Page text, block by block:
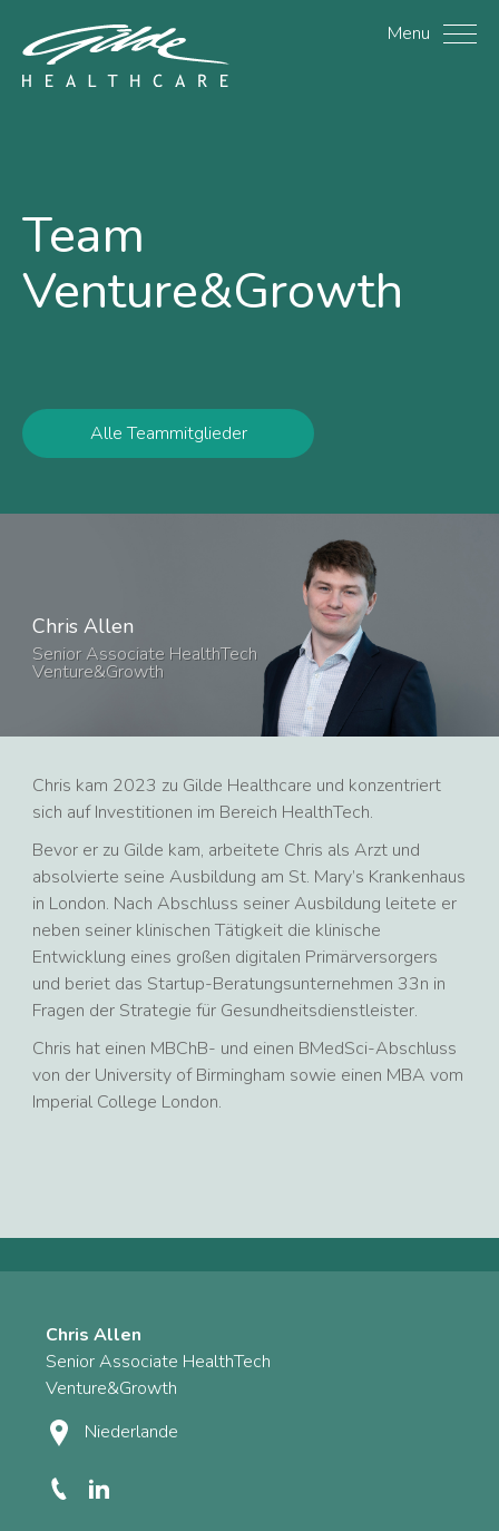
Chris Allen - Gilde Menu
Team
Venture&Growth
Chris Allen
Senior Associate HealthTech
Venture&Growth
Niederlande
Alle Teammitglieder
Chris Allen
Senior Associate HealthTech
Venture&Growth
Chris kam 2023 zu Gilde Healthcare und konzentriert
sich auf Investitionen im Bereich HealthTech.
Bevor er zu Gilde kam, arbeitete Chris als Arzt und
absolvierte seine Ausbildung am St. Mary’s Krankenhaus
in London. Nach Abschluss seiner Ausbildung leitete er
neben seiner klinischen Tätigkeit die klinische
Entwicklung eines großen digitalen Primärversorgers
und beriet das Startup-Beratungsunternehmen 33n in
Fragen der Strategie für Gesundheitsdienstleister.
Chris hat einen MBChB- und einen BMedSci-Abschluss
von der University of Birmingham sowie einen MBA vom
Imperial College London.